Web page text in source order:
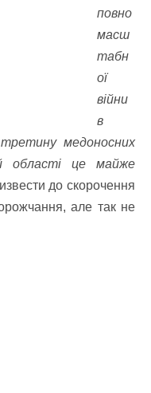
повно
масш
табн
ої
війни
в
медоносних
області це майже
до скорочення
але так не